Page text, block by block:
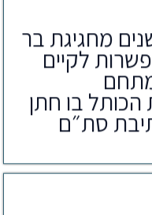
מחגיגת בר
לקיים
הכותל בו חתן
סת״ם